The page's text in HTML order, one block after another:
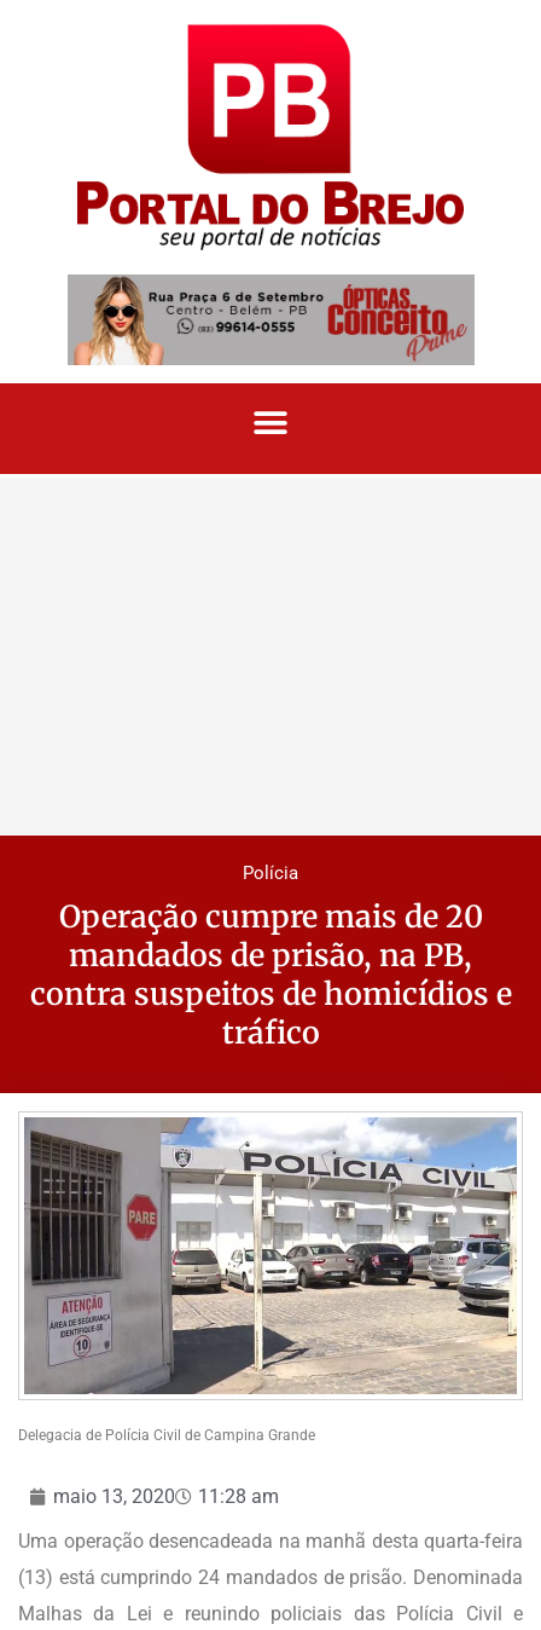
Polícia
Operação cumpre mais de 20
mandados de prisão, na PB,
contra suspeitos de homicídios e
tráfico
Delegacia de Polícia Civil de Campina Grande
maio 13, 2020
11:28 am
Uma operação desencadeada na manhã desta quarta-feira
(13) está cumprindo 24 mandados de prisão. Denominada
Malhas da Lei e reunindo policiais das Polícia Civil e